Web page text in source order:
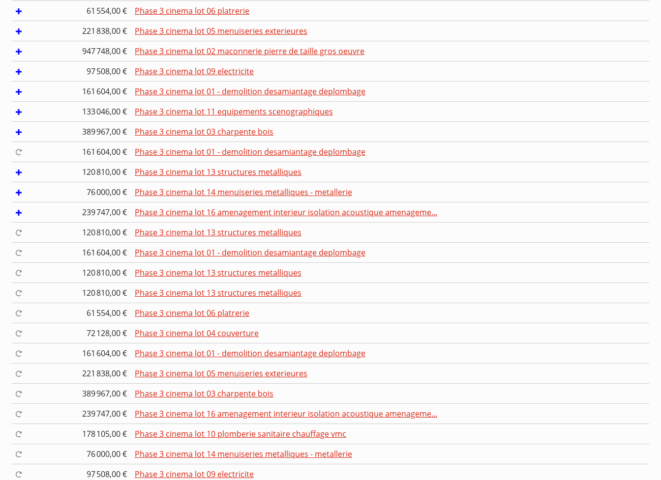
61 554,00 €
Phase 3 cinema lot 06 platrerie
221 838,00 €
Phase 3 cinema lot 05 menuiseries exterieures
947 748,00 €
Phase 3 cinema lot 02 maconnerie pierre de taille gros oeuvre
97 508,00 €
Phase 3 cinema lot 09 electricite
161 604,00 €
Phase 3 cinema lot 01 - demolition desamiantage deplombage
133 046,00 €
Phase 3 cinema lot 11 equipements scenographiques
389 967,00 €
Phase 3 cinema lot 03 charpente bois
161 604,00 €
Phase 3 cinema lot 01 - demolition desamiantage deplombage
120 810,00 €
Phase 3 cinema lot 13 structures metalliques
76 000,00 €
Phase 3 cinema lot 14 menuiseries metalliques - metallerie
239 747,00 €
Phase 3 cinema lot 16 amenagement interieur isolation acoustique amenageme...
120 810,00 €
Phase 3 cinema lot 13 structures metalliques
161 604,00 €
Phase 3 cinema lot 01 - demolition desamiantage deplombage
120 810,00 €
Phase 3 cinema lot 13 structures metalliques
120 810,00 €
Phase 3 cinema lot 13 structures metalliques
61 554,00 €
Phase 3 cinema lot 06 platrerie
72 128,00 €
Phase 3 cinema lot 04 couverture
161 604,00 €
Phase 3 cinema lot 01 - demolition desamiantage deplombage
221 838,00 €
Phase 3 cinema lot 05 menuiseries exterieures
389 967,00 €
Phase 3 cinema lot 03 charpente bois
239 747,00 €
Phase 3 cinema lot 16 amenagement interieur isolation acoustique amenageme...
178 105,00 €
Phase 3 cinema lot 10 plomberie sanitaire chauffage vmc
76 000,00 €
Phase 3 cinema lot 14 menuiseries metalliques - metallerie
97 508,00 €
Phase 3 cinema lot 09 electricite